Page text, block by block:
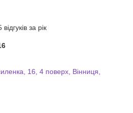
за рік
16, 4 поверх, Вінниця,